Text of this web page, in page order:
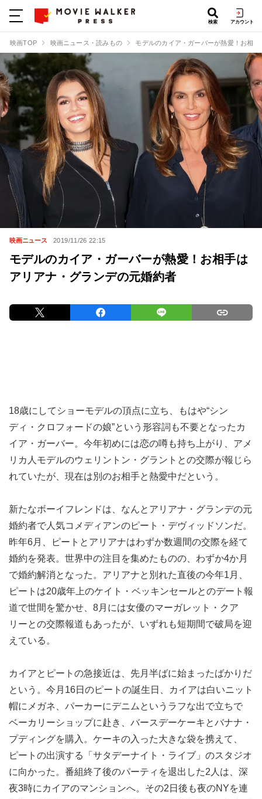
検索 アカウント
映画TOP 映画ニュース・読みもの モデルのカイア・ガーバーが熱愛！お相
映画ニュース 2019/11/26 22:15
モデルのカイア・ガーバーが熱愛！お相手は
アリアナ・グランデの元婚約者
18歳にしてショーモデルの頂点に立ち、もはや“シン
ディ・クロフォードの娘”という形容詞も不要となったカ
イア・ガーバー。今年初めには恋の噂も持ち上がり、アメ
リカ人モデルのウェリントン・グラントとの交際が報じら
れていたが、現在は別のお相手と熱愛中だという。
新たなボーイフレンドは、なんとアリアナ・グランデの元
婚約者で人気コメディアンのピート・デヴィッドソンだ。
昨年6月、ピートとアリアナはわずか数週間の交際を経て
婚約を発表。世界中の注目を集めたものの、わずか4か月
で婚約解消となった。アリアナと別れた直後の今年1月、
ピートは20歳年上のケイト・ベッキンセールとのデート報
道で世間を驚かせ、8月には女優のマーガレット・クア
リーとの交際報道もあったが、いずれも短期間で破局を迎
えている。
カイアとピートの急接近は、先月半ばに始まったばかりだ
という。今月16日のピートの誕生日、カイアは白いニット
帽にメガネ、パーカーにデニムというラフな出で立ちで
ベーカリーショップに赴き、バースデーケーキとバナナ・
プディングを購入。ケーキの入った大きな袋を携えて、
ピートの出演する「サタデーナイト・ライブ」のスタジオ
に向かった。番組終了後のパーティを退出した2人は、深
夜3時にカイアのマンションへ。その2日後も夜のNYを連